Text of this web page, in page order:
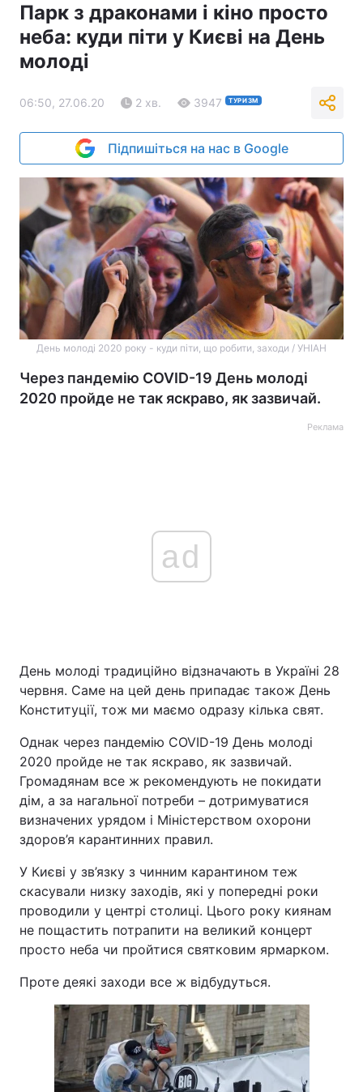
Парк з драконами і кіно просто
неба: куди піти у Києві на День
молоді
06:50, 27.06.20 2 хв. 3947 ТУРИЗМ
Підпишіться на нас в Google
День молоді 2020 року - куди піти, що робити, заходи / УНІАН
Через пандемію COVID-19 День молоді
2020 пройде не так яскраво, як зазвичай.
Реклама
ad
День молоді традиційно відзначають в Україні 28
червня. Саме на цей день припадає також День
Конституції, тож ми маємо одразу кілька свят.
Однак через пандемію COVID-19 День молоді
2020 пройде не так яскраво, як зазвичай.
Громадянам все ж рекомендують не покидати
дім, а за нагальної потреби – дотримуватися
визначених урядом і Міністерством охорони
здоров’я карантинних правил.
У Києві у зв’язку з чинним карантином теж
скасували низку заходів, які у попередні роки
проводили у центрі столиці. Цього року киянам
не пощастить потрапити на великий концерт
просто неба чи пройтися святковим ярмарком.
Проте деякі заходи все ж відбудуться.